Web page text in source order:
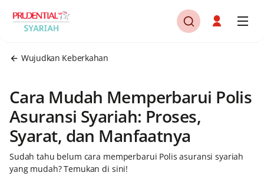
Wujudkan Keberkahan
Cara Mudah Memperbarui Polis
Asuransi Syariah: Proses,
Syarat, dan Manfaatnya
Sudah tahu belum cara memperbarui Polis asuransi syariah
yang mudah? Temukan di sini!